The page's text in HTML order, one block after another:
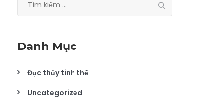
Danh Mục
Đục thủy tinh thể
Uncategorized